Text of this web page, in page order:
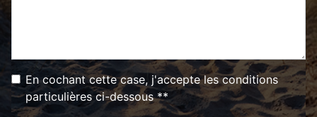
En cochant cette case, j'accepte les conditions
particulières ci-dessous **